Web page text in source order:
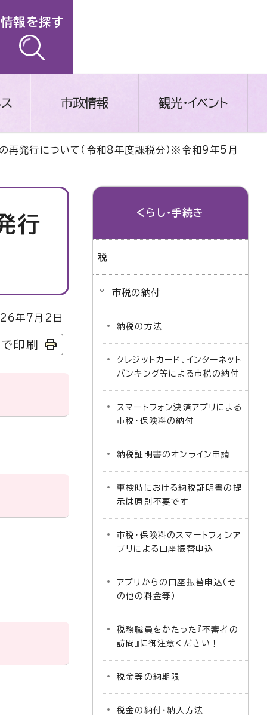
情報を探す
市政情報 観光・イベント
再発行について（令和8年度課税分）※令和9年5月
行
年7月2日
印刷
くらし・手続き
税
市税の納付
納税の方法
クレジットカード、インターネット
バンキング等による市税の納付
スマートフォン決済アプリによる
市税・保険料の納付
納税証明書のオンライン申請
車検時における納税証明書の提
示は原則不要です
市税・保険料のスマートフォンア
プリによる口座振替申込
アプリからの口座振替申込（そ
の他の料金等）
税務職員をかたった『不審者の
訪問』に御注意ください！
税金等の納期限
税金の納付・納入方法